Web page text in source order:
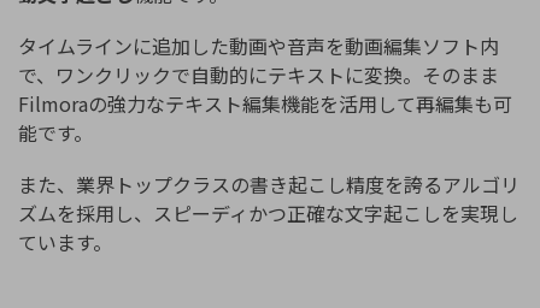
タイムラインに追加した動画や音声を動画編集ソフト内
で、ワンクリックで自動的にテキストに変換。そのまま
Filmoraの強力なテキスト編集機能を活用して再編集も可
能です。
また、業界トップクラスの書き起こし精度を誇るアルゴリ
ズムを採用し、スピーディかつ正確な文字起こしを実現し
ています。